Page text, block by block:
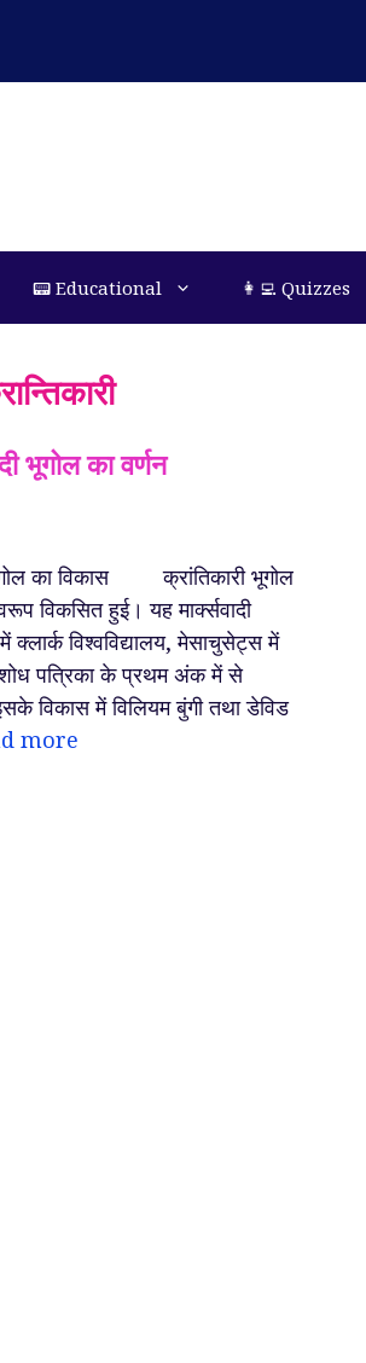
📟 Educational 👩‍💻 Quizzes
भूगोल का वर्णन
का विकास क्रांतिकारी भूगोल
विकसित हुई। यह मार्क्सवादी
क्लार्क विश्वविद्यालय, मेसाचुसेट्स में
पत्रिका के प्रथम अंक में से
विकास में विलियम बुंगी तथा डेविड
more